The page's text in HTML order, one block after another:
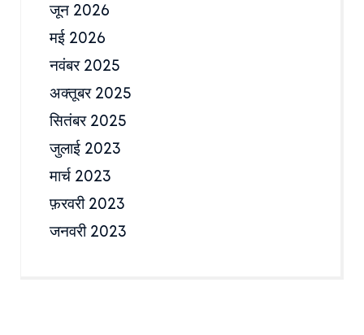
जून 2026
मई 2026
नवंबर 2025
अक्तूबर 2025
सितंबर 2025
जुलाई 2023
मार्च 2023
फ़रवरी 2023
जनवरी 2023